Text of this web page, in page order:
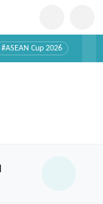
#ASEAN Cup 2026